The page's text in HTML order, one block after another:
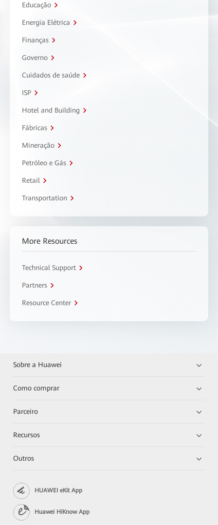
Educação
Energia Elétrica
Finanças
Governo
Cuidados de saúde
ISP
Hotel and Building
Fábricas
Mineração
Petróleo e Gás
Retail
Transportation
More Resources
Technical Support
Partners
Resource Center
Sobre a Huawei
Como comprar
Parceiro
Recursos
Outros
HUAWEI eKit App
Huawei HiKnow App